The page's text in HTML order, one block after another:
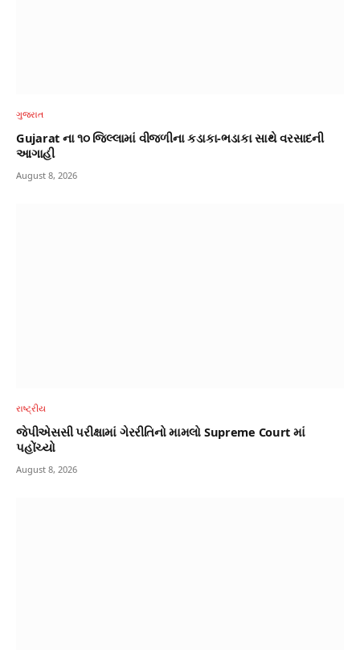
ગુજરાત
Gujarat ના ૧૦ જિલ્લામાં વીજળીના કડાકા-ભડાકા સાથે વરસાદની
આગાહી
August 8, 2026
રાષ્ટ્રીય
જેપીએસસી પરીક્ષામાં ગેરરીતિનો મામલો Supreme Court માં
પહોંચ્યો
August 8, 2026